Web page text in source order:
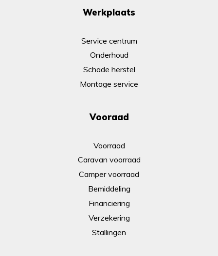
Werkplaats
Service centrum
Onderhoud
Schade herstel
Montage service
Vooraad
Voorraad
Caravan voorraad
Camper voorraad
Bemiddeling
Financiering
Verzekering
Stallingen